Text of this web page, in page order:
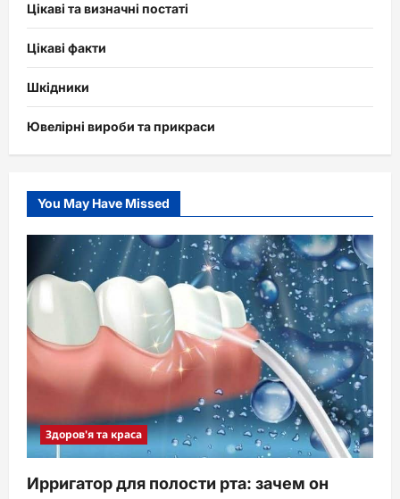
Цікаві та визначні постаті
Цікаві факти
Шкідники
Ювелірні вироби та прикраси
You May Have Missed
Здоров'я та краса
Ирригатор для полости рта: зачем он